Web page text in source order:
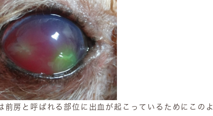
前房と呼ばれる部位に出血が起こっているためにこのよ